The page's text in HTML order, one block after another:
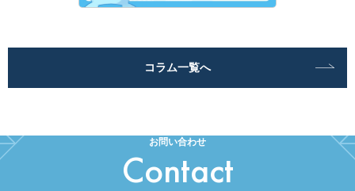
コラム一覧へ
お問い合わせ
Contact